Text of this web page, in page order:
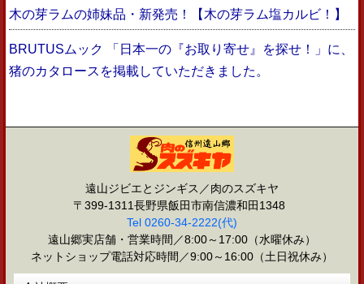
木の芽ラムの姉妹品・新発売！【木の芽ラム塩カルビ！】
BRUTUSムック 「日本一の『お取り寄せ』を探せ！」に、
猪のカタロースを掲載していただきました。
遠山ジビエとジンギス／肉のスズキヤ
〒399-1311長野県飯田市南信濃和田1348
Tel 0260-34-2222(代)
遠山郷実店舗・営業時間／8:00～17:00（水曜休み）
ネットショップ電話対応時間／9:00～16:00（土日祝休み）